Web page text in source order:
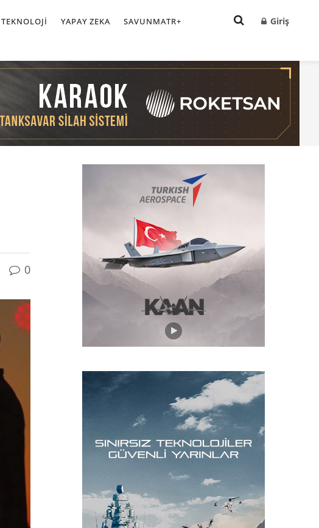
TEKNOLOJI YAPAY ZEKA SAVUNMATR+ Giriş
0